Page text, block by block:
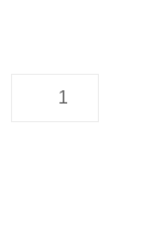
كمية أنا